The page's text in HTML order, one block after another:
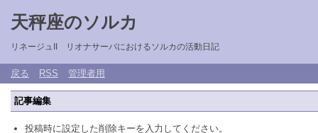
天秤座のソルカ
リネージュII リオナサーバにおけるソルカの活動日記
戻る RSS 管理者用
記事編集
投稿時に設定した削除キーを入力してください。